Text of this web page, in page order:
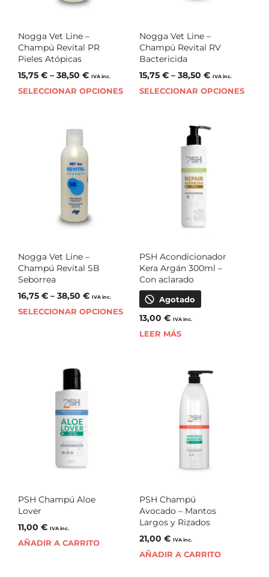
Nogga Vet Line –
Champú Revital PR
Pieles Atópicas
15,75 € – 38,50 € IVA inc.
SELECCIONAR OPCIONES
Nogga Vet Line –
Champú Revital RV
Bactericida
15,75 €– 38,50 € IVA inc.
SELECCIONAR OPCIONES
Nogga Vet Line –
Champú Revital SB
Seborrea
16,75 € – 38,50 € IVA inc.
SELECCIONAR OPCIONES
PSH Acondicionador
Kera Argán 300ml –
Con aclarado
Agotado
13,00 € IVA inc.
LEER MÁS
PSH Champú Aloe
Lover
11,00 € IVA inc.
AÑADIR A CARRITO
PSH Champú
Avocado – Mantos
Largos y Rizados
21,00 € IVA inc.
AÑADIR A CARRITO